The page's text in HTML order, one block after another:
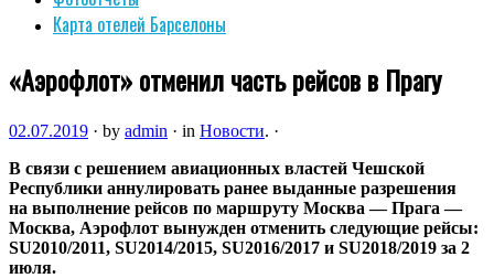
Карта отелей Барселоны
«Аэрофлот» отменил часть рейсов в Прагу
02.07.2019 · by admin · in Новости. ·
В связи с решением авиационных властей Чешской
Республики аннулировать ранее выданные разрешения
на выполнение рейсов по маршруту Москва — Прага —
Москва, Аэрофлот вынужден отменить следующие рейсы:
SU2010/2011, SU2014/2015, SU2016/2017 и SU2018/2019 за 2
июля.